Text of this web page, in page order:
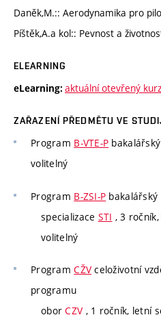
Daněk,M.:: Aerodynamika pro
Píštěk,A.a kol:: Pevnost a
ELEARNING
eLearning: aktuální otevřený kurz
ZAŘAZENÍ PŘEDMĚTU VE
Program B-VTE-P
volitelný
Program B-ZSI-P bakalářský
specializace STI , 3
volitelný
ProgramCŽV celoživotní
programu
oborCZV , 1 ročník, letní